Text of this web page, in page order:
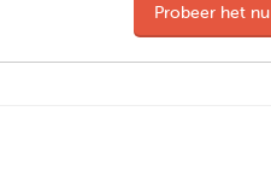
Probeer het nu